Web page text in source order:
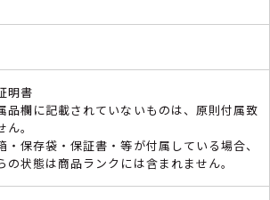
明書
品欄に記載されていないものは、原則付属致
ん。
・保存袋・保証書・等が付属している場合、
の状態は商品ランクには含まれません。